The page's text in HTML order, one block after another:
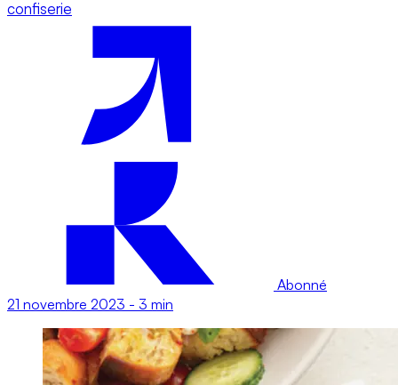
confiserie
Abonné
21 novembre 2023 - 3 min